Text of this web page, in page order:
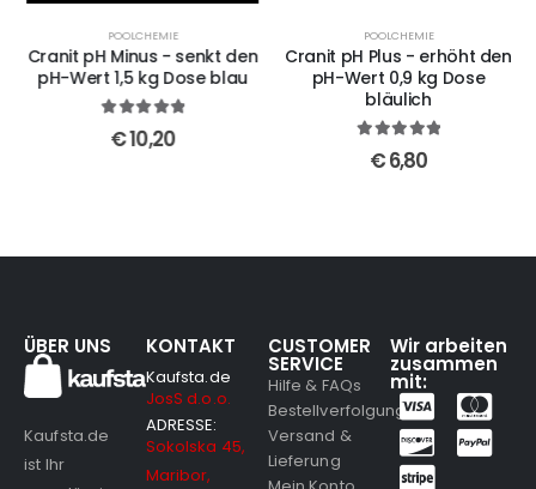
POOLCHEMIE
Cranit pH Minus - senkt den
pH-Wert 1,5 kg Dose blau
out of 5
€10,20
POOLCHEMIE
Cranit pH Plus - erhöht den
pH-Wert 0,9 kg Dose
bläulich
out of 5
€6,80
ÜBER UNS
Kaufsta.de
ist Ihr
KONTAKT
Kaufsta.de
JosS d.o.o.
ADRESSE:
Sokolska 45,
Maribor,
CUSTOMER
SERVICE
Hilfe & FAQs
Bestellverfolgung
Versand &
Lieferung
Mein Konto
Wir arbeiten
zusammen
mit: